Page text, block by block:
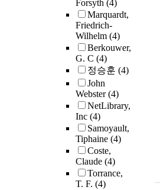
Forsyth (4)
Marquardt,
Friedrich-
Wilhelm (4)
Berkouwer,
G. C (4)
정승훈 (4)
John
Webster(4)
NetLibrary,
Inc (4)
Samoyault,
Tiphaine (4)
Coste,
Claude (4)
Torrance,
T. F. (4)